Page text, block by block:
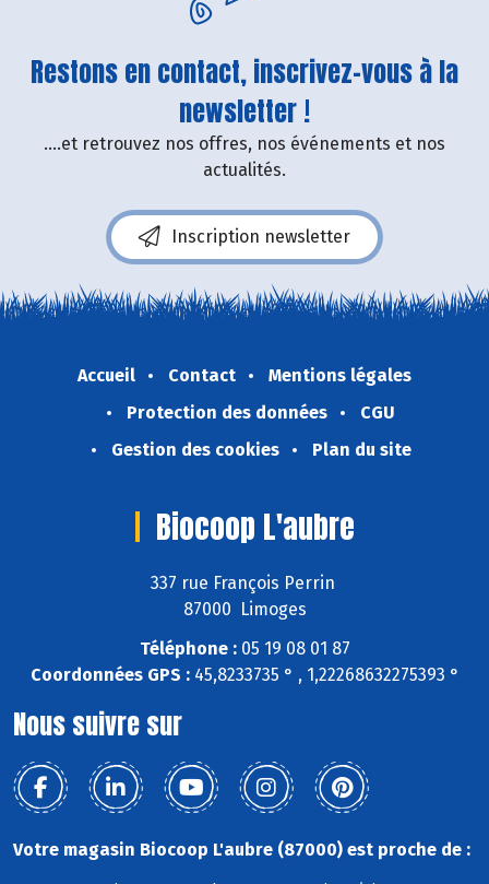
Restons en contact, inscrivez-vous à la
newsletter !
....et retrouvez nos offres, nos événements et nos
actualités.
Inscription newsletter
Accueil Contact
Mentions légales
Protection des données
CGU
Gestion des cookies
Plan du site
Biocoop L'aubre
337 rue François Perrin
87000 Limoges
Téléphone :05 19 08 01 87
Coordonnées GPS :45,8233735 ° , 1,22268632275393 °
Nous suivre sur
Votre magasin Biocoop L'aubre (87000) est proche de :